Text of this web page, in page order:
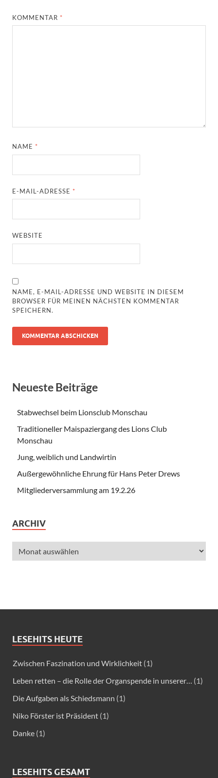
KOMMENTAR *
NAME *
E-MAIL-ADRESSE *
WEBSITE
NAME, E-MAIL-ADRESSE UND WEBSITE IN DIESEM
BROWSER FÜR MEINEN NÄCHSTEN KOMMENTAR
SPEICHERN.
Neueste Beiträge
Stabwechsel beim Lionsclub Monschau
Traditioneller Maispaziergang des Lions Club
Monschau
Jung, weiblich und Landwirtin
Außergewöhnliche Ehrung für Hans Peter Drews
Mitgliederversammlung am 19.2.26
ARCHIV
LESEHITS HEUTE
Zwischen Faszination und Wirklichkeit (1)
Leben retten – die Rolle der Organspende in unserer… (1)
Die Aufgaben als Schiedsmann (1)
Niko Förster ist Präsident (1)
Danke (1)
LESEHITS GESAMT